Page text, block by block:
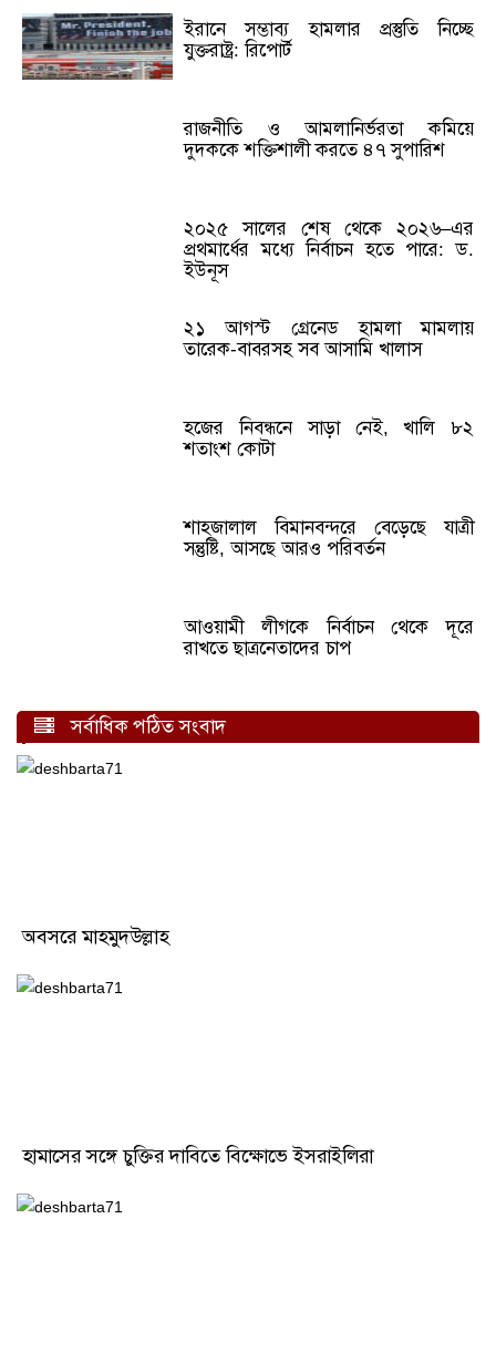
ইরানে সম্ভাব্য হামলার প্রস্তুতি নিচ্ছে
যুক্তরাষ্ট্র: রিপোর্ট
রাজনীতি ও আমলানির্ভরতা কমিয়ে
দুদককে শক্তিশালী করতে ৪৭ সুপারিশ
২০২৫ সালের শেষ থেকে ২০২৬–এর
প্রথমার্ধের মধ্যে নির্বাচন হতে পারে: ড.
ইউনূস
২১ আগস্ট গ্রেনেড হামলা মামলায়
তারেক-বাবরসহ সব আসামি খালাস
হজের নিবন্ধনে সাড়া নেই, খালি ৮২
শতাংশ কোটা
শাহজালাল বিমানবন্দরে বেড়েছে যাত্রী
সন্তুষ্টি, আসছে আরও পরিবর্তন
আওয়ামী লীগকে নির্বাচন থেকে দূরে
রাখতে ছাত্রনেতাদের চাপ
সর্বাধিক পঠিত সংবাদ
অবসরে মাহমুদউল্লাহ
হামাসের সঙ্গে চুক্তির দাবিতে বিক্ষোভে ইসরাইলিরা